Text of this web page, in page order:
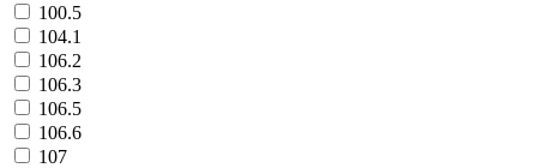
100.5
104.1
106.2
106.3
106.5
106.6
107